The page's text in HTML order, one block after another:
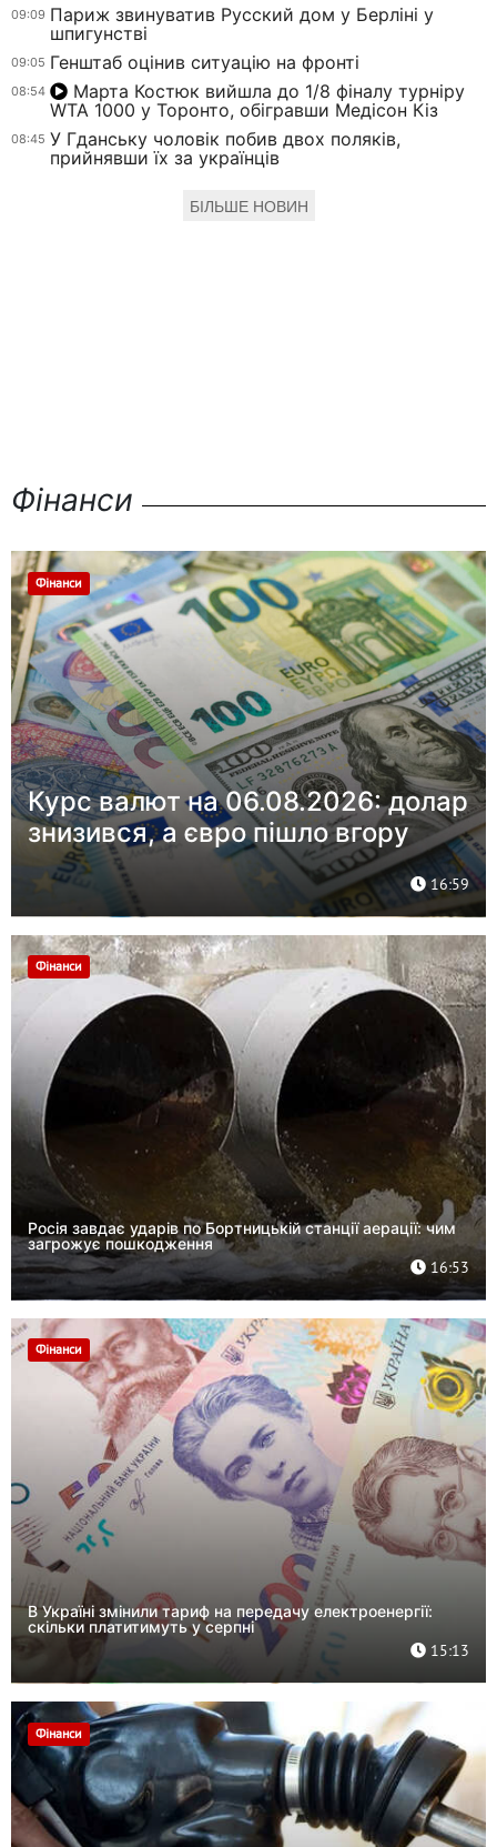
09:09 Париж звинуватив Русский дом у Берліні у
шпигунстві
09:05 Генштаб оцінив ситуацію на фронті
08:54
Марта Костюк вийшла до 1/8 фіналу турніру
WTA 1000 у Торонто, обігравши Медісон Кіз
08:45 У Гданську чоловік побив двох поляків,
прийнявши їх за українців
БІЛЬШЕ НОВИН
Фінанси
Фінанси
Курс валют на 06.08.2026: долар
знизився, а євро пішло вгору
16:59
Фінанси
Росія завдає ударів по Бортницькій станції аерації: чим
загрожує пошкодження
16:53
Фінанси
В Україні змінили тариф на передачу електроенергії:
скільки платитимуть у серпні
15:13
Фінанси